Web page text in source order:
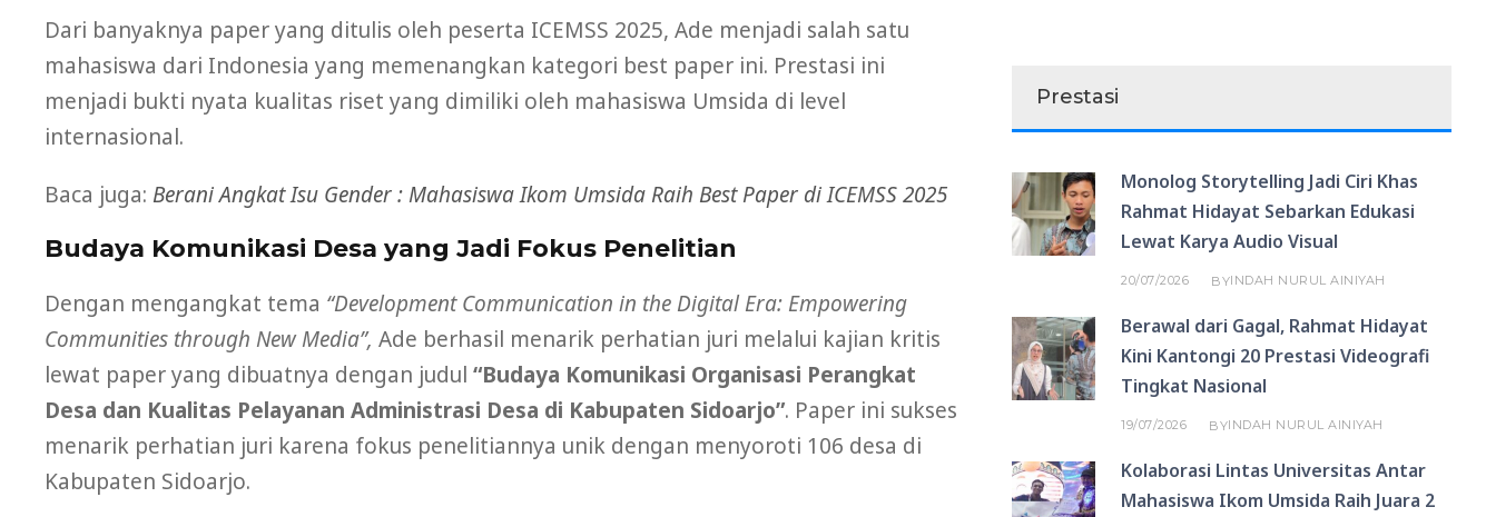
Dari banyaknya paper yang ditulis oleh peserta ICEMSS 2025, Ade menjadi salah satu
mahasiswa dari Indonesia yang memenangkan kategori best paper ini. Prestasi ini
menjadi bukti nyata kualitas riset yang dimiliki oleh mahasiswa Umsida di level
internasional.
Baca juga: Berani Angkat Isu Gender : Mahasiswa Ikom Umsida Raih Best Paper di ICEMSS 2025
Budaya Komunikasi Desa yang Jadi Fokus Penelitian
Dengan mengangkat tema “Development Communication in the Digital Era: Empowering
Communities through New Media”, Ade berhasil menarik perhatian juri melalui kajian kritis
lewat paper yang dibuatnya dengan judul “Budaya Komunikasi Organisasi Perangkat
Desa dan Kualitas Pelayanan Administrasi Desa di Kabupaten Sidoarjo”. Paper ini sukses
menarik perhatian juri karena fokus penelitiannya unik dengan menyoroti 106 desa di
Kabupaten Sidoarjo.
Prestasi
Monolog Storytelling Jadi Ciri Khas
Rahmat Hidayat Sebarkan Edukasi
Lewat Karya Audio Visual
20/07/2026 BYINDAH NURUL AINIYAH
Berawal dari Gagal, Rahmat Hidayat
Kini Kantongi 20 Prestasi Videografi
Tingkat Nasional
19/07/2026 BYINDAH NURUL AINIYAH
Kolaborasi Lintas Universitas Antar
Mahasiswa Ikom Umsida Raih Juara 2